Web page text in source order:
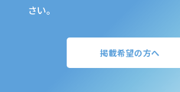
さい。
掲載希望の方へ